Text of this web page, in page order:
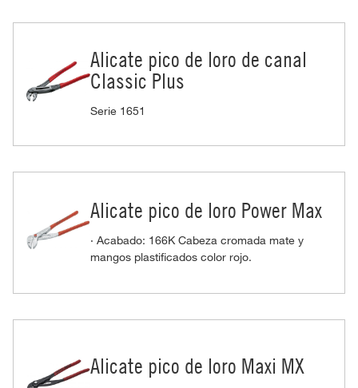
Alicate pico de loro de canal
Classic Plus
Serie 1651
Alicate pico de loro Power Max
· Acabado: 166K Cabeza cromada mate y
mangos plastificados color rojo.
Alicate pico de loro Maxi MX